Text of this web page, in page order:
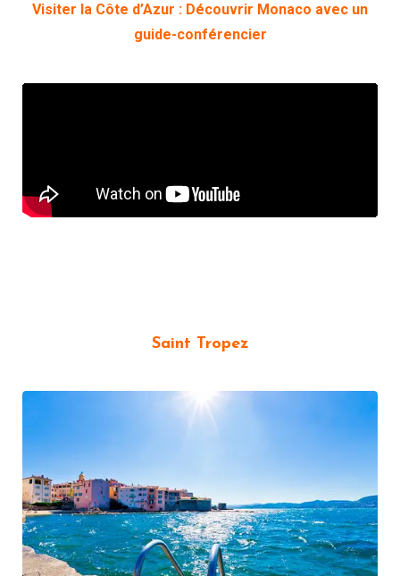
Visiter la Côte d’Azur : Découvrir Monaco avec un
guide-conférencier
Saint Tropez